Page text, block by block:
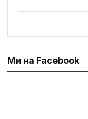
Ми на Facebook